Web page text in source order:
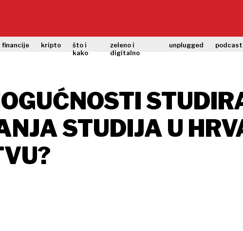
financije kripto
što i
kako
zeleno i
digitalno
unplugged podcast
STUDIJA U